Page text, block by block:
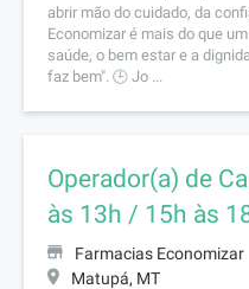
abrir mão do cuidado, da
Economizar é mais do que
saúde, o bem estar e a
faz bem". 🕒 Jo ...
Operador(a) de
às 13h / 15h às
Farmacias Economizar
Matupá, MT